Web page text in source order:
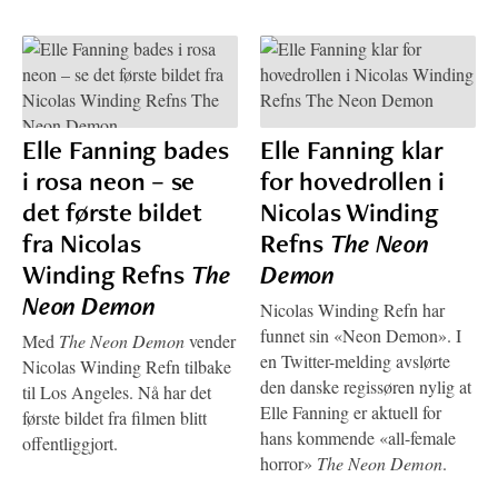
Elle Fanning bades
i rosa neon – se
det første bildet
fra Nicolas
Winding Refns The
Neon Demon
Med The Neon Demonvender
Nicolas Winding Refn tilbake
til Los Angeles. Nå har det
første bildet fra filmen blitt
offentliggjort.
Elle Fanning klar
for hovedrollen i
Nicolas Winding
Refns The Neon
Demon
Nicolas Winding Refn har
funnet sin «Neon Demon». I
en Twitter-melding avslørte
den danske regissøren nylig at
Elle Fanning er aktuell for
hans kommende «all-female
horror» The Neon Demon.